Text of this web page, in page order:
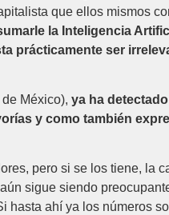
que ellos mismos
la Inteligencia
prácticamente ser
México), ya ha
y como también
pero si se los tiene, la
sigue siendo
hasta ahí ya los números